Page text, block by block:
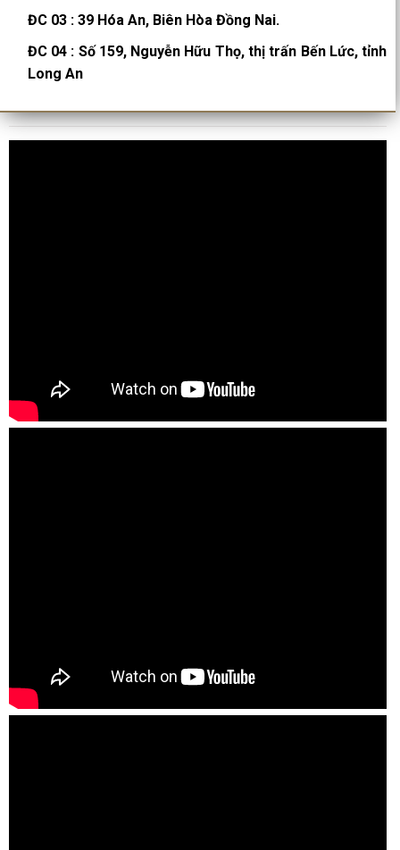
ĐC 03 :39 Hóa An, Biên Hòa Đồng Nai.
ĐC 04 : Số 159, Nguyễn Hữu Thọ, thị trấn Bến Lức, tỉnh
Long An